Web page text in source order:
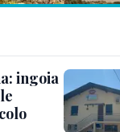
ingoia